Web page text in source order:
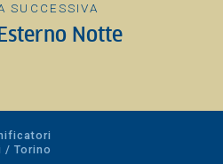
SUCCESSIVA
Notte
/ Torino